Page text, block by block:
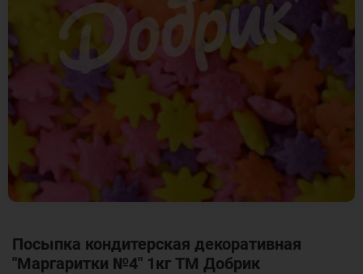
Посыпка кондитерская декоративная
"Маргаритки №4" 1кг ТМ Добрик